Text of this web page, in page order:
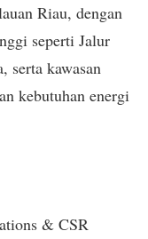
Riau, dengan
seperti Jalur
serta kawasan
kebutuhan energi
& CSR